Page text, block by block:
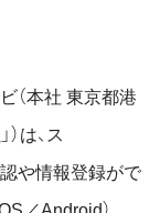
（本社 東京都港
は、ス
や情報登録がで